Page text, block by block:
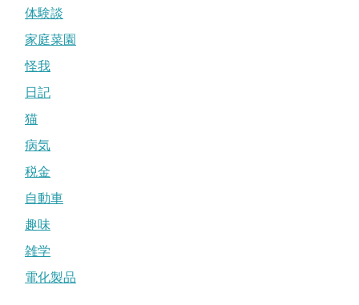
体験談
家庭菜園
怪我
日記
猫
病気
税金
自動車
趣味
雑学
電化製品